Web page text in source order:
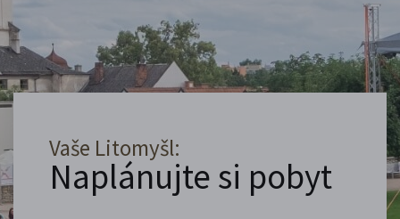
Vaše Litomyšl:
Naplánujte si pobyt